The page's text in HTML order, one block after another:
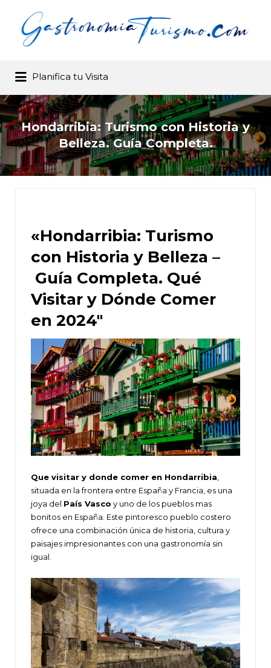
Buscador de restaurantes
Buscar por:
Planifica tu Visita
Hondarribia: Turismo con Historia y
Belleza. Guía Completa.
«Hondarribia: Turismo
con Historia y Belleza –
Guía Completa. Qué
Visitar y Dónde Comer
en 2024″
Que visitar y donde comer en Hondarribia
situada en la frontera entre España y Francia, es una
joya del País Vasco y uno de los pueblos mas
bonitos en España. Este pintoresco pueblo costero
ofrece una combinación única de historia, cultura y
paisajes impresionantes con una gastronomía sin
igual.